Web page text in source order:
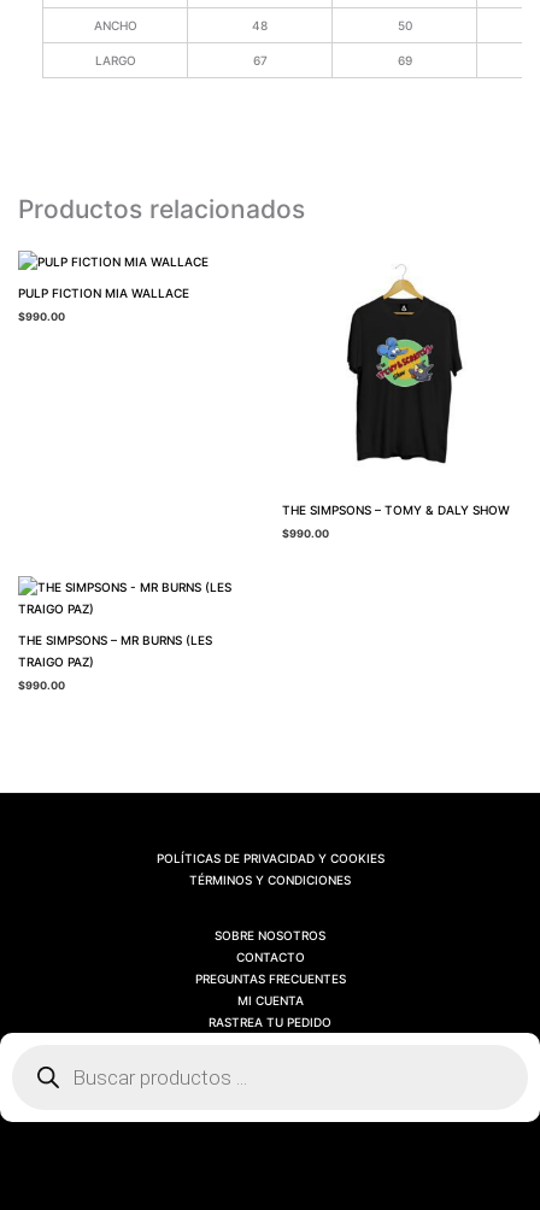
ANCHO 48 50
LARGO 67 69
Productos relacionados
PULP FICTION MIA WALLACE
$990.00
THE SIMPSONS – TOMY & DALY SHOW
$990.00
THE SIMPSONS – MR BURNS (LES
TRAIGO PAZ)
$990.00
POLÍTICAS DE PRIVACIDAD Y COOKIES
TÉRMINOS Y CONDICIONES
SOBRE NOSOTROS
CONTACTO
PREGUNTAS FRECUENTES
MI CUENTA
RASTREA TU PEDIDO
Búsqueda